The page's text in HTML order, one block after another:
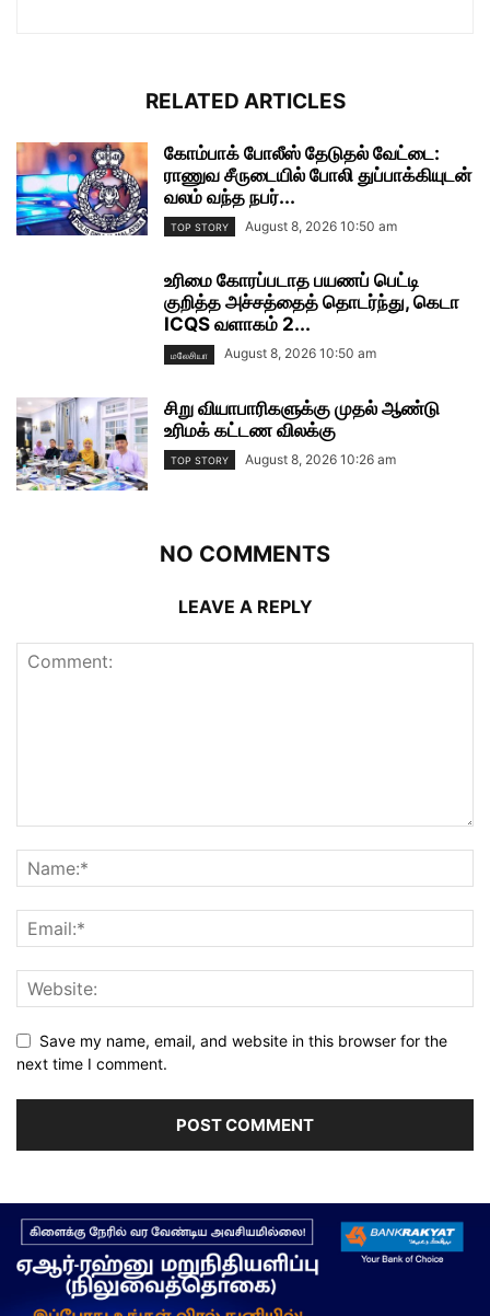
RELATED ARTICLES
கோம்பாக் போலீஸ் தேடுதல் வேட்டை:
ராணுவ சீருடையில் போலி துப்பாக்கியுடன்
வலம் வந்த நபர்...
TOP STORY August 8, 2026 10:50 am
உரிமை கோரப்படாத பயணப் பெட்டி
குறித்த அச்சத்தைத் தொடர்ந்து, கெடா
ICQS வளாகம் 2...
மலேசியா August 8, 2026 10:50 am
சிறு வியாபாரிகளுக்கு முதல் ஆண்டு
உரிமக் கட்டண விலக்கு
TOP STORY August 8, 2026 10:26 am
NO COMMENTS
LEAVE A REPLY
Save my name, email, and website in this browser for the
next time I comment.